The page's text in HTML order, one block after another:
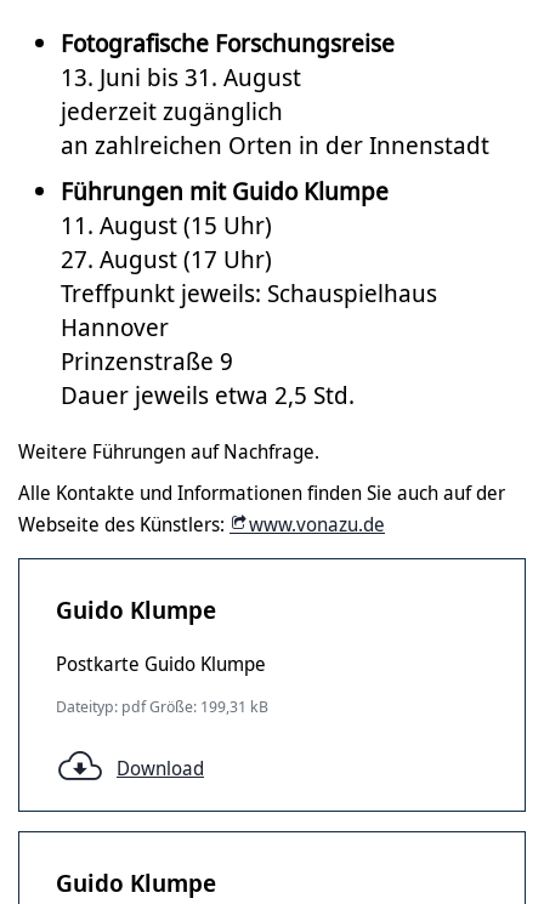
Fotografische Forschungsreise
13. Juni bis 31. August
jederzeit zugänglich
an zahlreichen Orten in der Innenstadt
Führungen mit Guido Klumpe
11. August (15 Uhr)
27. August (17 Uhr)
Treffpunkt jeweils: Schauspielhaus
Hannover
Prinzenstraße 9
Dauer jeweils etwa 2,5 Std.
Weitere Führungen auf Nachfrage.
Alle Kontakte und Informationen finden Sie auch auf der
Webseite des Künstlers:
www.vonazu.de
Guido Klumpe
Postkarte Guido Klumpe
Dateityp: pdf Größe: 199,31 kB
Download
Guido Klumpe